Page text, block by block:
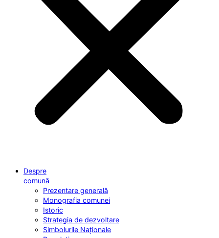
Despre
comună
Prezentare generală
Monografia comunei
Istoric
Strategia de dezvoltare
Simbolurile Naționale